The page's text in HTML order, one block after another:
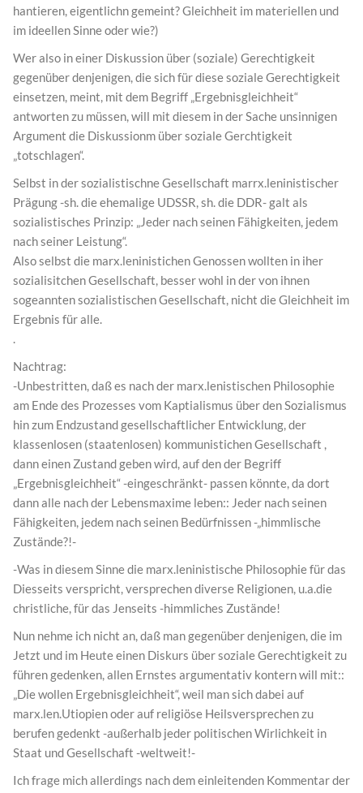
hantieren, eigentlichn gemeint? Gleichheit im materiellen und
im ideellen Sinne oder wie?)
Wer also in einer Diskussion über (soziale) Gerechtigkeit
gegenüber denjenigen, die sich für diese soziale Gerechtigkeit
einsetzen, meint, mit dem Begriff „Ergebnisgleichheit“
antworten zu müssen, will mit diesem in der Sache unsinnigen
Argument die Diskussionm über soziale Gerchtigkeit
„totschlagen“.
Selbst in der sozialistischne Gesellschaft marrx.leninistischer
Prägung -sh. die ehemalige UDSSR, sh. die DDR- galt als
sozialistisches Prinzip: „Jeder nach seinen Fähigkeiten, jedem
nach seiner Leistung“.
Also selbst die marx.leninistichen Genossen wollten in iher
sozialisitchen Gesellschaft, besser wohl in der von ihnen
sogeannten sozialistischen Gesellschaft, nicht die Gleichheit im
Ergebnis für alle.
.
Nachtrag:
-Unbestritten, daß es nach der marx.lenistischen Philosophie
am Ende des Prozesses vom Kaptialismus über den Sozialismus
hin zum Endzustand gesellschaftlicher Entwicklung, der
klassenlosen (staatenlosen) kommunistichen Gesellschaft ,
dann einen Zustand geben wird, auf den der Begriff
„Ergebnisgleichheit“ -eingeschränkt- passen könnte, da dort
dann alle nach der Lebensmaxime leben:: Jeder nach seinen
Fähigkeiten, jedem nach seinen Bedürfnissen -„himmlische
Zustände?!-
-Was in diesem Sinne die marx.leninistische Philosophie für das
Diesseits verspricht, versprechen diverse Religionen, u.a.die
christliche, für das Jenseits -himmliches Zustände!
Nun nehme ich nicht an, daß man gegenüber denjenigen, die im
Jetzt und im Heute einen Diskurs über soziale Gerechtigkeit zu
führen gedenken, allen Ernstes argumentativ kontern will mit::
„Die wollen Ergebnisgleichheit“, weil man sich dabei auf
marx.len.Utiopien oder auf religiöse Heilsversprechen zu
berufen gedenkt -außerhalb jeder politischen Wirlichkeit in
Staat und Gesellschaft -weltweit!-
Ich frage mich allerdings nach dem einleitenden Kommentar der